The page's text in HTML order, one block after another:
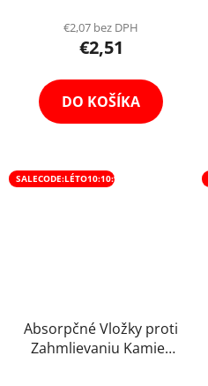
€2,07 bez DPH
€2,51
DO KOŠÍKA
SALECODE:LÉTO10:10:%
Absorpčné Vložky proti
Zahmlievaniu Kamier